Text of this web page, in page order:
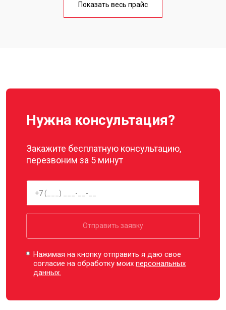
Показать весь прайс
Нужна консультация?
Закажите бесплатную консультацию,
перезвоним за 5 минут
Отправить заявку
Нажимая на кнопку отправить я даю свое
согласие на обработку моихперсональных
данных.